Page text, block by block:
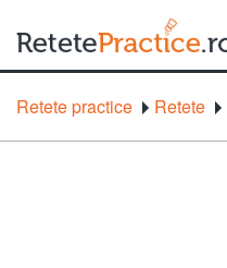
Retete practice Retete